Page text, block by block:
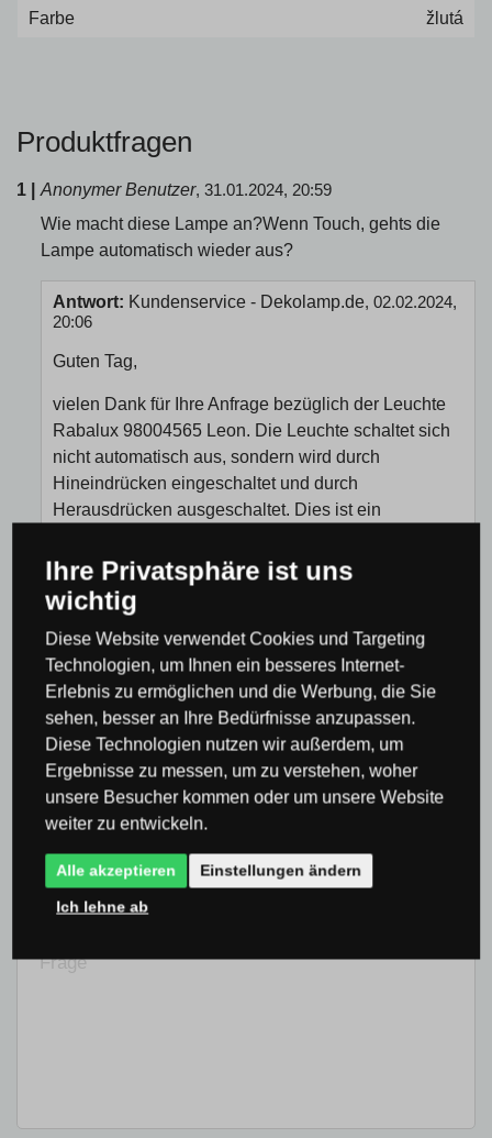
Farbe
žlutá
Produktfragen
1 | Anonymer Benutzer, 31.01.2024, 20:59
Wie macht diese Lampe an?Wenn Touch, gehts die
Lampe automatisch wieder aus?
Antwort: Kundenservice - Dekolamp.de, 02.02.2024,
20:06
Guten Tag,
vielen Dank für Ihre Anfrage bezüglich der Leuchte
Rabalux 98004565 Leon. Die Leuchte schaltet sich
nicht automatisch aus, sondern wird durch
Hineindrücken eingeschaltet und durch
Herausdrücken ausgeschaltet. Dies ist ein
Herzliche Grüße
Dekolamp.de Team
Ihr Name (Optional):
E-mail:
Ihre Privatsphäre ist uns
wichtig
Diese Website verwendet Cookies und Targeting
Technologien, um Ihnen ein besseres Internet-
Erlebnis zu ermöglichen und die Werbung, die Sie
sehen, besser an Ihre Bedürfnisse anzupassen.
Diese Technologien nutzen wir außerdem, um
Ergebnisse zu messen, um zu verstehen, woher
unsere Besucher kommen oder um unsere Website
weiter zu entwickeln.
Alle akzeptieren Einstellungen ändern
Ich lehne ab